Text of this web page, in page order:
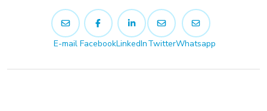
E-mail FacebookLinkedInTwitterWhatsapp